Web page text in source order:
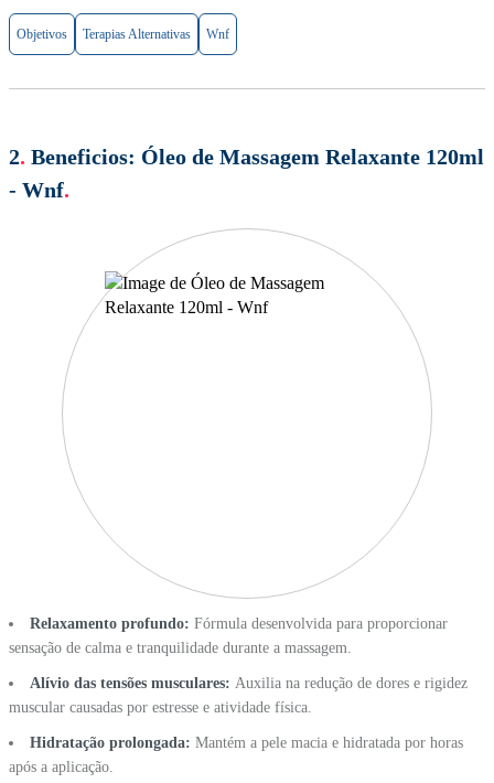
Objetivos Terapias Alternativas Wnf
2. Beneficios: Óleo de Massagem Relaxante 120ml
- Wnf.
Relaxamento profundo: Fórmula desenvolvida para proporcionar
sensação de calma e tranquilidade durante a massagem.
Alívio das tensões musculares: Auxilia na redução de dores e rigidez
muscular causadas por estresse e atividade física.
Hidratação prolongada: Mantém a pele macia e hidratada por horas
após a aplicação.